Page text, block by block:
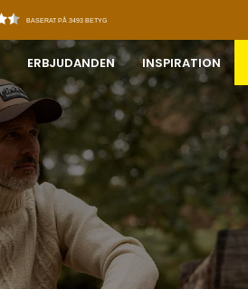
BASERAT PÅ 3493 BETYG
ERBJUDANDEN INSPIRATION